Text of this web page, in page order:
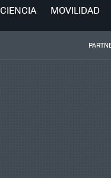
CIENCIA MOVILIDAD